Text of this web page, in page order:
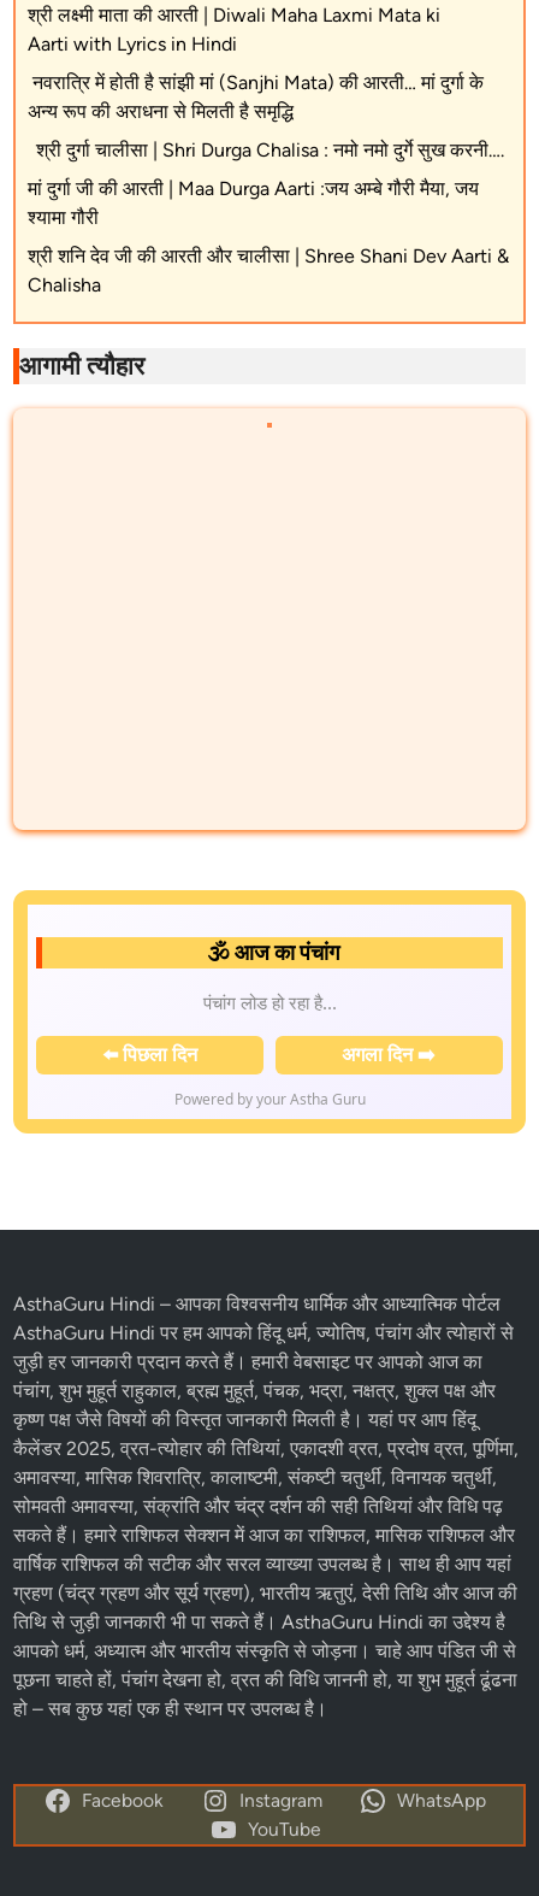
श्री लक्ष्मी माता की आरती | Diwali Maha Laxmi Mata ki
Aarti with Lyrics in Hindi
नवरात्रि में होती है सांझी मां (Sanjhi Mata) की आरती… मां दुर्गा के
अन्य रूप की अराधना से मिलती है समृद्धि
श्री दुर्गा चालीसा | Shri Durga Chalisa : नमो नमो दुर्गे सुख करनी….
मां दुर्गा जी की आरती | Maa Durga Aarti :जय अम्बे गौरी मैया, जय
श्यामा गौरी
श्री शनि देव जी की आरती और चालीसा | Shree Shani Dev Aarti &
Chalisha
आगामी त्यौहार
🕉️ आज का पंचांग
Thursday, August 06, 2026
📆 वार:Thursday
🌅 सूर्योदय:06:00 AM |🌇 सूर्यास्त:06:00 PM
(समाप्ति: 05:33 PM)
📜 संवत्सर:विक्रम 2083, शक 1948, गुजराती 2083
📚 मास:अमांत Shravana, पूर्णिमांत Shravana
⬅️ पिछला दिन अगला दिन ➡️
Powered by your Astha Guru
AsthaGuru Hindi– आपका विश्वसनीय धार्मिक और आध्यात्मिक पोर्टल
AsthaGuru Hindi पर हम आपकोहिंदू धर्म , ज्योतिष,पंचांगऔरत्योहारों से
जुड़ी हर जानकारी प्रदान करते हैं। हमारी वेबसाइट पर आपको आज का
पंचांग, शुभ मुहूर्त राहुकाल, ब्रह्म मुहूर्त, पंचक, भद्रा, नक्षत्र, शुक्ल पक्ष और
अमावस्या, मासिक शिवरात्रि, कालाष्टमी, संकष्टी चतुर्थी, विनायक चतुर्थी,
सोमवती अमावस्या, संक्रांति और चंद्र दर्शन की सही तिथियां और विधि पढ़